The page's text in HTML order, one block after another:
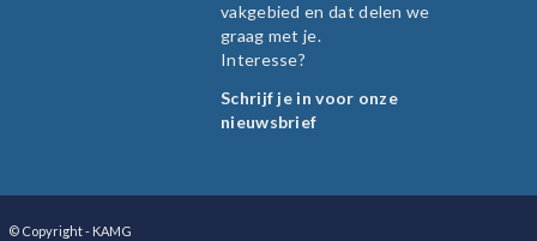
vakgebied en dat delen we
graag met je.
Interesse?
Schrijf je in voor onze
nieuwsbrief
© Copyright - KAMG